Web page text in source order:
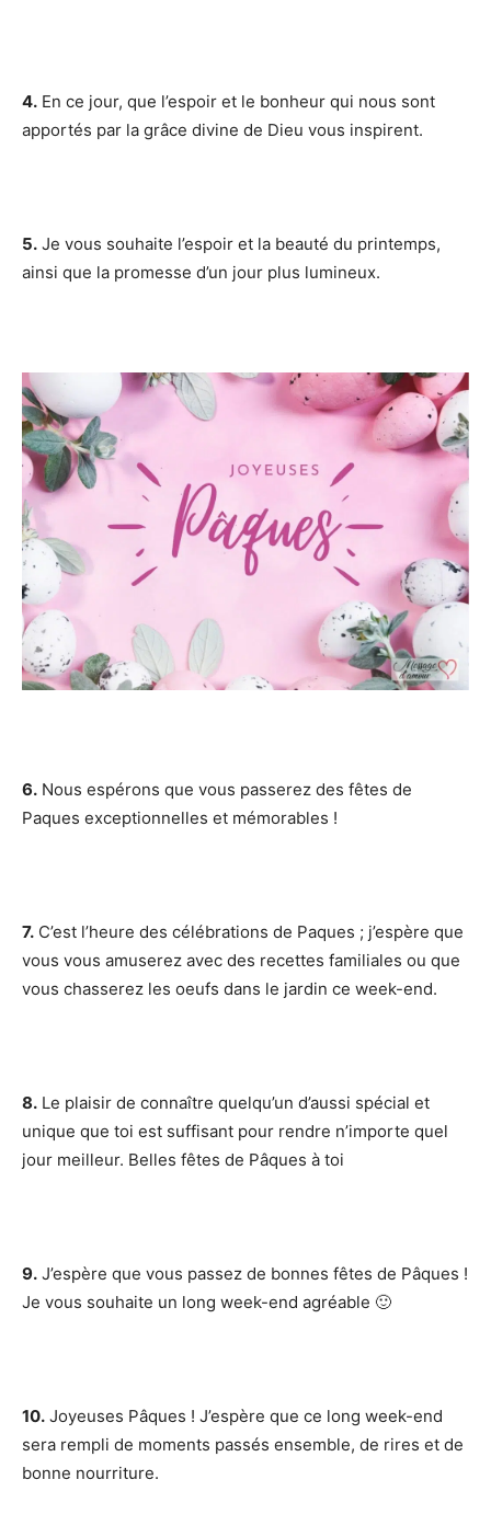
4. En ce jour, que l’espoir et le bonheur qui nous sont
apportés par la grâce divine de Dieu vous inspirent.
5. Je vous souhaite l’espoir et la beauté du printemps,
ainsi que la promesse d’un jour plus lumineux.
6. Nous espérons que vous passerez des fêtes de
Paques exceptionnelles et mémorables !
7. C’est l’heure des célébrations de Paques ; j’espère que
vous vous amuserez avec des recettes familiales ou que
vous chasserez les oeufs dans le jardin ce week-end.
8. Le plaisir de connaître quelqu’un d’aussi spécial et
unique que toi est suffisant pour rendre n’importe quel
jour meilleur. Belles fêtes de Pâques à toi
9. J’espère que vous passez de bonnes fêtes de Pâques !
Je vous souhaite un long week-end agréable 🙂
10. Joyeuses Pâques ! J’espère que ce long week-end
sera rempli de moments passés ensemble, de rires et de
bonne nourriture.